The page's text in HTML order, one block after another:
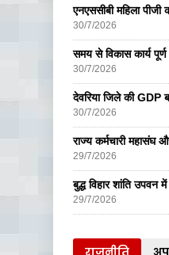
एनएससीबी महिला
30/7/2026
समय से विकास कार्य
30/7/2026
देवरिया जिले की GDP
30/7/2026
राज्य कर्मचारी
29/7/2026
बुद्ध विहार शांति उपवन
29/7/2026